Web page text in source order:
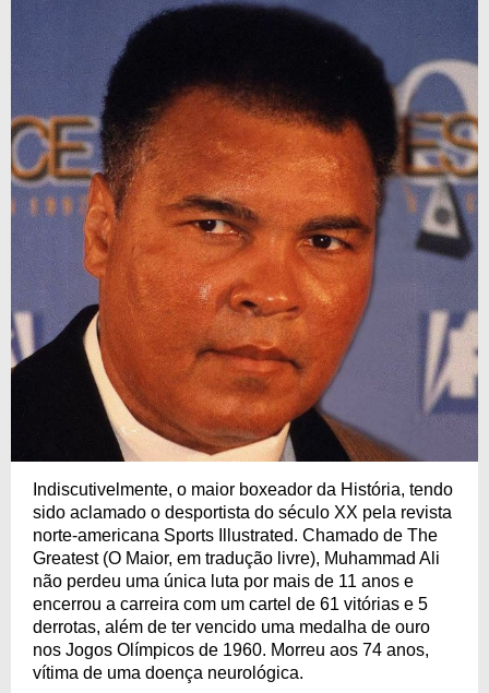
Indiscutivelmente, o maior boxeador da História, tendo
sido aclamado o desportista do século XX pela revista
norte-americana Sports Illustrated. Chamado de The
Greatest (O Maior, em tradução livre), Muhammad Ali
não perdeu uma única luta por mais de 11 anos e
encerrou a carreira com um cartel de 61 vitórias e 5
derrotas, além de ter vencido uma medalha de ouro
nos Jogos Olímpicos de 1960. Morreu aos 74 anos,
vítima de uma doença neurológica.